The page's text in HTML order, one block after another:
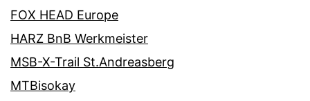
FOX HEAD Europe
HARZ BnB Werkmeister
MSB-X-Trail St.Andreasberg
MTBisokay